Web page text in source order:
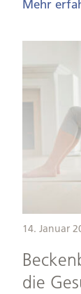
Mehr
–
für
Gesundheit
14. Januar
die